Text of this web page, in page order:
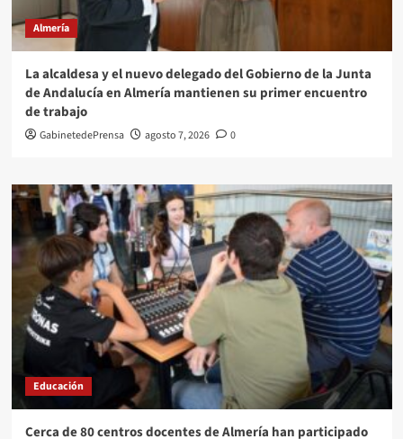
Almería
La alcaldesa y el nuevo delegado del Gobierno de la Junta
de Andalucía en Almería mantienen su primer encuentro
de trabajo
GabinetedePrensa agosto 7, 2026 0
Educación
Cerca de 80 centros docentes de Almería han participado